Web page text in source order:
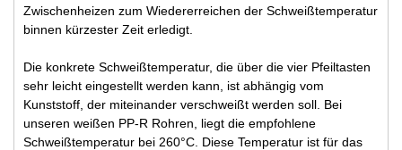
Zwischenheizen zum Wiedererreichen der Schweißtemperatur
binnen kürzester Zeit erledigt.
Die konkrete Schweißtemperatur, die über die vier Pfeiltasten
sehr leicht eingestellt werden kann, ist abhängig vom
Kunststoff, der miteinander verschweißt werden soll. Bei
unseren weißen PP-R Rohren, liegt die empfohlene
Schweißtemperatur bei 260°C. Diese Temperatur ist für das